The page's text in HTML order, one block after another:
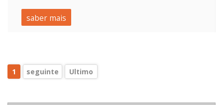
saber mais
1 seguinte Ultimo